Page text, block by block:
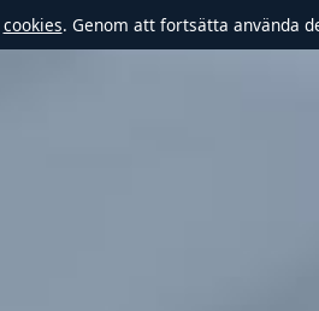
cookies. Genom att fortsätta använda